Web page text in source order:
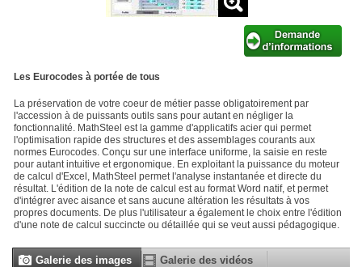
Les Eurocodes à portée de tous
La préservation de votre coeur de métier passe obligatoirement par
l'accession à de puissants outils sans pour autant en négliger la
fonctionnalité. MathSteel est la gamme d'applicatifs acier qui permet
l'optimisation rapide des structures et des assemblages courants aux
normes Eurocodes. Conçu sur une interface uniforme, la saisie en reste
pour autant intuitive et ergonomique. En exploitant la puissance du moteur
de calcul d'Excel, MathSteel permet l'analyse instantanée et directe du
résultat. L'édition de la note de calcul est au format Word natif, et permet
d'intégrer avec aisance et sans aucune altération les résultats à vos
propres documents. De plus l'utilisateur a également le choix entre l'édition
d'une note de calcul succincte ou détaillée qui se veut aussi pédagogique.
Galerie des images Galerie des vidéos